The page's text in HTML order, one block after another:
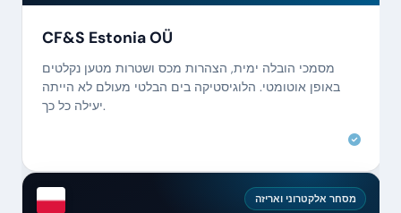
CF&S Estonia OÜ
מסמכי הובלה ימית, הצהרות מכס ושטרות מטען נקלטים
באופן אוטומטי. הלוגיסטיקה בים הבלטי מעולם לא הייתה
יעילה כל כך.
מסחר אלקטרוני ואריזה